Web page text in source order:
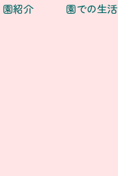
園紹介 園での生活